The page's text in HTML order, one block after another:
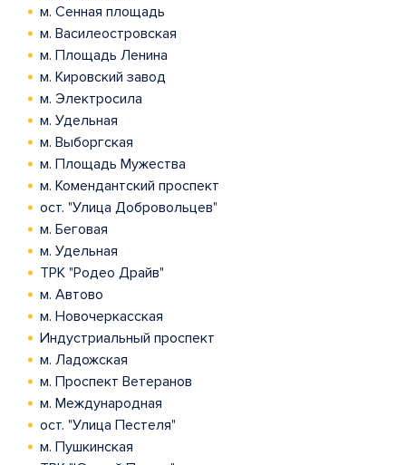
м. Сенная площадь
м. Василеостровская
м. Площадь Ленина
м. Кировский завод
м. Электросила
м. Удельная
м. Выборгская
м. Площадь Мужества
м. Комендантский проспект
ост. "Улица Добровольцев"
м. Беговая
м. Удельная
ТРК "Родео Драйв"
м. Автово
м. Новочеркасская
Индустриальный проспект
м. Ладожская
м. Проспект Ветеранов
м. Международная
ост. "Улица Пестеля"
м. Пушкинская